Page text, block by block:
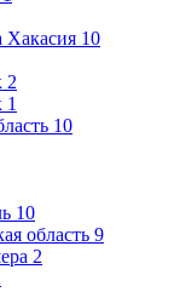
Хакасия 10
2
1
10
10
область 9
2